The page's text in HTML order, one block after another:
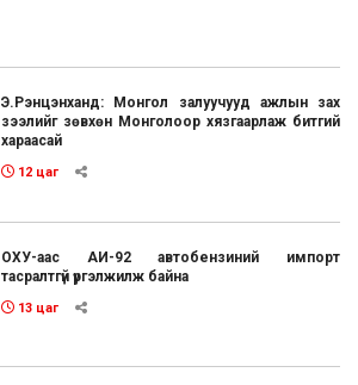
Э.Рэнцэнханд: Монгол залуучууд ажлын зах
зээлийг зөвхөн Монголоор хязгаарлаж битгий
хараасай
12 цаг
ОХУ-аас АИ-92 автобензиний импорт
тасралтгүй үргэлжилж байна
13 цаг